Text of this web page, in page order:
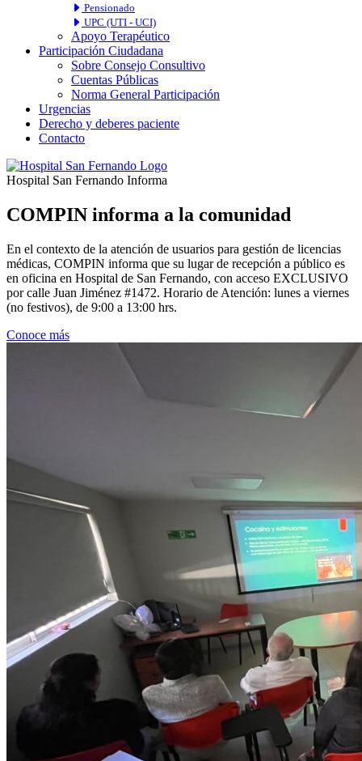
Pensionado
UPC (UTI - UCI)
Apoyo Terapéutico
Participación Ciudadana
Sobre Consejo Consultivo
Cuentas Públicas
Norma General Participación
Urgencias
Derecho y deberes paciente
Contacto
Hospital San Fernando Informa
COMPIN informa a la comunidad
En el contexto de la atención de usuarios para gestión de licencias
médicas, COMPIN informa que su lugar de recepción a público es
en oficina en Hospital de San Fernando, con acceso EXCLUSIVO
por calle Juan Jiménez #1472. Horario de Atención: lunes a viernes
(no festivos), de 9:00 a 13:00 hrs.
Conoce más